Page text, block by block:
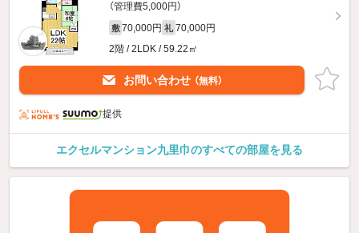
（管理費5,000円）
敷 70,000円 礼 70,000円
2階 / 2LDK / 59.22㎡
お問い合わせ （無料）
提供
エクセルマンション九里巾のすべての部屋を見る